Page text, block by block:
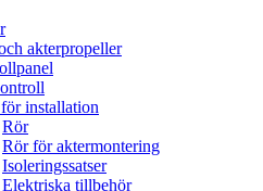
akterpropeller
installation
Rör
Rör för aktermontering
Isoleringssatser
Elektriska tillbehör